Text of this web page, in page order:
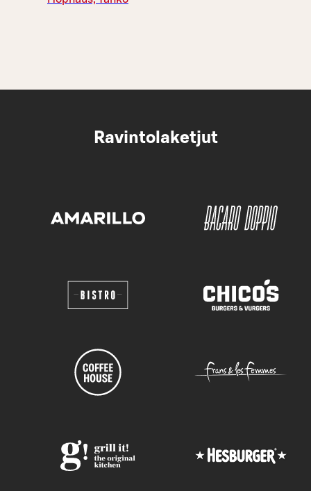
Ravintolaketjut